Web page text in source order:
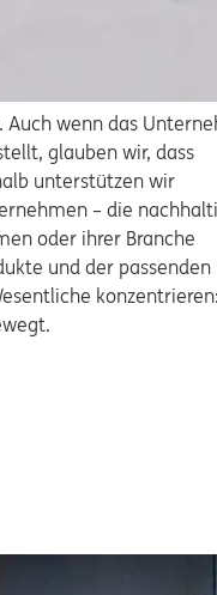
Auch wenn das
glauben wir, dass
unterstützen wir
– die
oder ihrer Branche
und der passenden